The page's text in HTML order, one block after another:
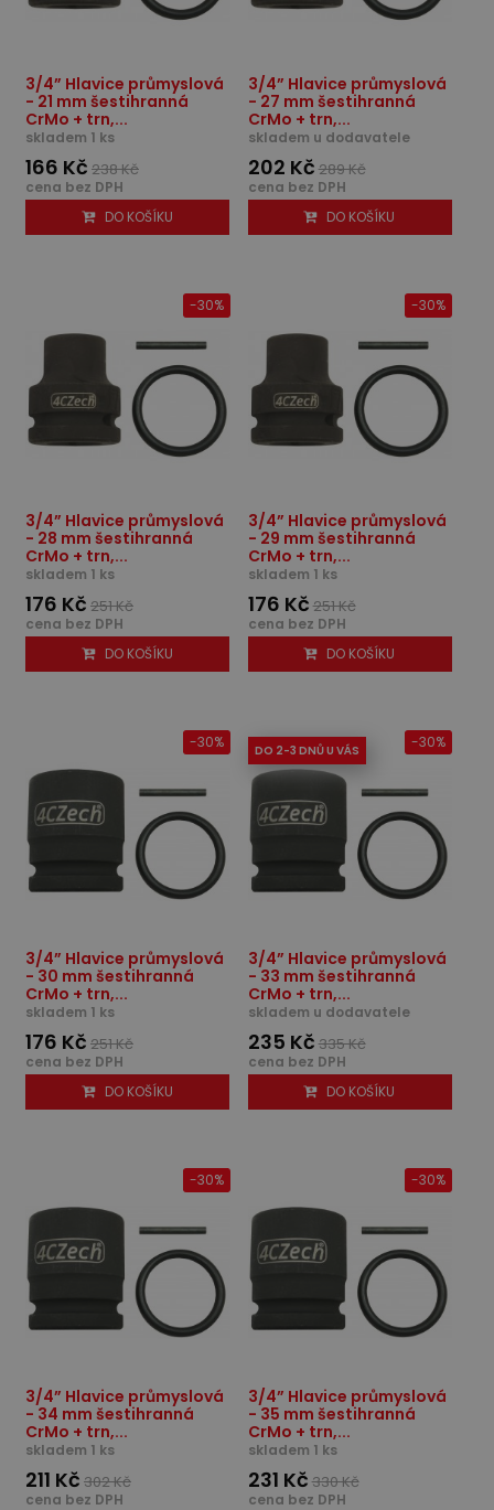
3/4” Hlavice průmyslová
- 21 mm šestihranná
CrMo + trn,...
skladem 1 ks
166 Kč 238 Kč
cena bez DPH
DO KOŠÍKU
3/4” Hlavice průmyslová
- 27 mm šestihranná
CrMo + trn,...
skladem u dodavatele
202 Kč 289 Kč
cena bez DPH
DO KOŠÍKU
3/4” Hlavice průmyslová
- 28 mm šestihranná
CrMo + trn,...
skladem 1 ks
176 Kč 251 Kč
-30%
cena bez DPH
DO KOŠÍKU
3/4” Hlavice průmyslová
- 29 mm šestihranná
CrMo + trn,...
skladem 1 ks
176 Kč 251 Kč
-30%
cena bez DPH
DO KOŠÍKU
3/4” Hlavice průmyslová
- 30 mm šestihranná
CrMo + trn,...
skladem 1 ks
176 Kč 251 Kč
-30%
cena bez DPH
DO KOŠÍKU
DO 2-3 DNŮ U VÁS
3/4” Hlavice průmyslová
- 33 mm šestihranná
CrMo + trn,...
skladem u dodavatele
235 Kč 335 Kč
-30%
cena bez DPH
DO KOŠÍKU
3/4” Hlavice průmyslová
- 34 mm šestihranná
CrMo + trn,...
skladem 1 ks
211 Kč 302 Kč
-30%
cena bez DPH
3/4” Hlavice průmyslová
- 35 mm šestihranná
CrMo + trn,...
skladem 1 ks
231 Kč 330 Kč
-30%
cena bez DPH